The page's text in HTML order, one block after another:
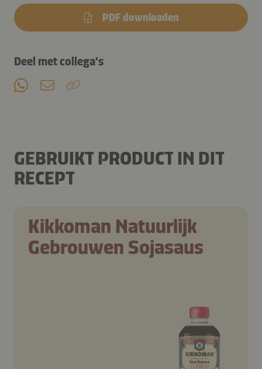
PDF downloaden
Deel met collega's
GEBRUIKT PRODUCT IN DIT
RECEPT
Kikkoman Natuurlijk
Gebrouwen Sojasaus